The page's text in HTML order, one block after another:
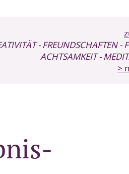
- FREUNDSCHAFTEN-
ACHTSAMKEIT-
>